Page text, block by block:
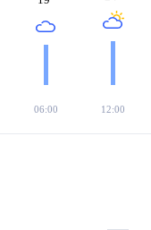
06:00 12:00